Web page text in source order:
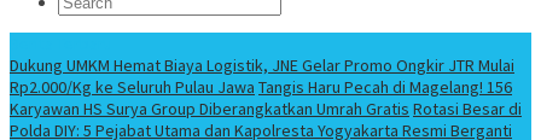
Dukung UMKM Hemat Biaya Logistik, JNE Gelar Promo Ongkir JTR Mulai
Rp2.000/Kg ke Seluruh Pulau Jawa Tangis Haru Pecah di Magelang! 156
Karyawan HS Surya Group Diberangkatkan Umrah Gratis Rotasi Besar di
Polda DIY: 5 Pejabat Utama dan Kapolresta Yogyakarta Resmi Berganti